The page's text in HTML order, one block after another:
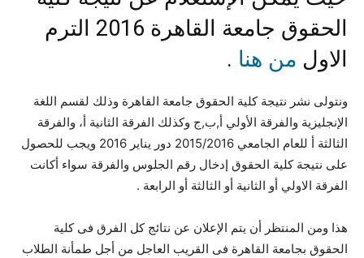
الحقوق جامعة القاهرة 2016 الترم
الاول من هنا .
ونتولى نشر نتيجة كلية الحقوق جامعة القاهرة وذلك لقسم اللغة
الإنجليزية والفرقة الأولي أ,ب,ج وكذلك الفرقة الثانية أ، والفرقة
الثالثة أ للعام الجامعي 2015/2016 دور يناير 2016 ويجب للحصول
على نتيجة كلية الحقوق إدخال رقم الجلوس والفرقة سواء أكانت
الفرقة الاولي أو الثانية أو الثالثة أو الرابعة .
هذا ومن المنتظر أن يتم الإعلان عن نتائج كل الفرق فى كلية
الحقوق بجامعة القاهرة فى القريب العاجل من أجل طمأنة الطلاب